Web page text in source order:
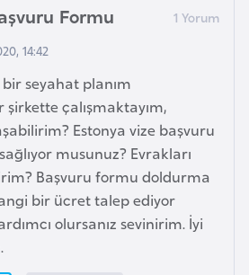
Formu
14:42
seyahat planım
çalışmaktayım,
Estonya vize başvuru
musunuz? Evrakları
Başvuru formu doldurma
bir ücret talep ediyor
olursanız sevinirim. İyi